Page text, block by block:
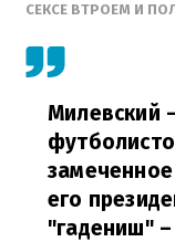
СЕКСЕ ВТРОЕМ И
Милевский
его
"гадениш"